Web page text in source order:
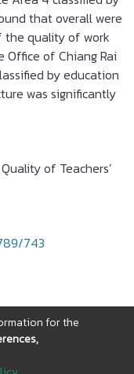
that overall were
the quality of work
of Chiang Rai
by education
was significantly
Quality of Teachers’
743
for the